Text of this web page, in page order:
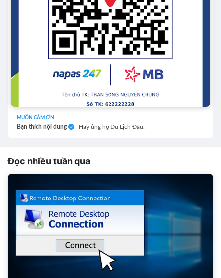
MUỐN CẢM ƠN
Bạn thích nội dung - Hãy ủng hộ Du Lịch Đâu.
Đọc nhiều tuần qua